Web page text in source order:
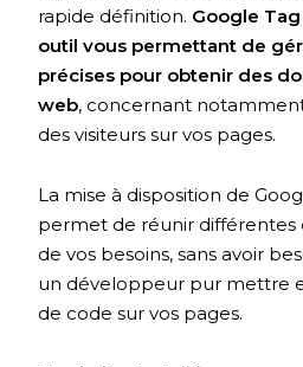
rapide définition. Google
outil vous permettant de
précises pour obtenir des
web, concernant
des visiteurs sur vos pages.
La mise à disposition de
permet de réunir différentes
de vos besoins, sans avoir
un développeur pur mettre
de code sur vos pages.